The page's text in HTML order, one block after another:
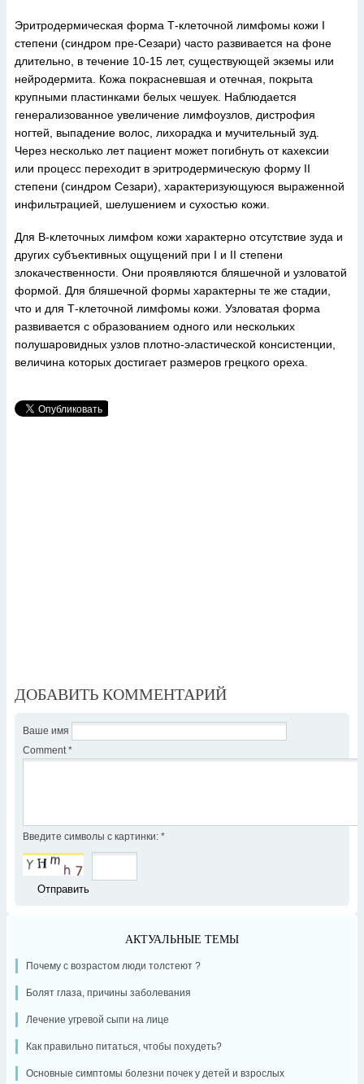
Эритродермическая форма Т-клеточной лимфомы кожи I
степени (синдром пре-Сезари) часто развивается на фоне
длительно, в течение 10-15 лет, существующей экземы или
нейродермита. Кожа покрасневшая и отечная, покрыта
крупными пластинками белых чешуек. Наблюдается
генерализованное увеличение лимфоузлов, дистрофия
ногтей, выпадение волос, лихорадка и мучительный зуд.
Через несколько лет пациент может погибнуть от кахексии
или процесс переходит в эритродермическую форму II
степени (синдром Сезари), характеризующуюся выраженной
инфильтрацией, шелушением и сухостью кожи.
Для В-клеточных лимфом кожи характерно отсутствие зуда и
других субъективных ощущений при I и II степени
злокачественности. Они проявляются бляшечной и узловатой
формой. Для бляшечной формы характерны те же стадии,
что и для Т-клеточной лимфомы кожи. Узловатая форма
развивается с образованием одного или нескольких
полушаровидных узлов плотно-эластической консистенции,
величина которых достигает размеров грецкого ореха.
ДОБАВИТЬ КОММЕНТАРИЙ
Ваше имя
Comment *
Введите символы с картинки: *
АКТУАЛЬНЫЕ ТЕМЫ
Почему с возрастом люди толстеют ?
Болят глаза, причины заболевания
Лечение угревой сыпи на лице
Как правильно питаться, чтобы похудеть?
Основные симптомы болезни почек у детей и взрослых